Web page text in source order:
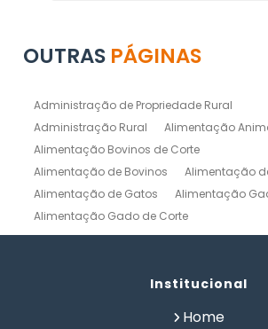
OUTRAS PÁGINAS
Administração de Propriedade Rural
Administração Rural
Alimentação
Alimentação Bovinos de Corte
Alimentação de Bovinos
Alimentação
Alimentação de Gatos
Alimentação
Alimentação Gado de Corte
Alimentação Gado de Leite
Alimentação Natural Pets
Alimentação
Institucional
Home